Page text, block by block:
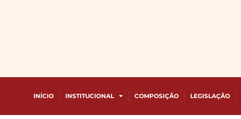
INÍCIO INSTITUCIONAL COMPOSIÇÃO LEGISLAÇÃO